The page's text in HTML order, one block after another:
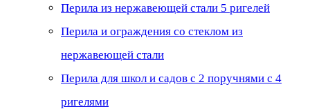
Перила из нержавеющей стали 5 ригелей
Перила и ограждения со стеклом из
нержавеющей стали
Перила для школ и садов с 2 поручнями с 4
ригелями